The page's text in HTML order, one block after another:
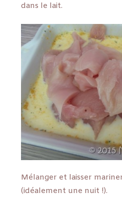
dans le lait.
Mélanger et laisser
(idéalement une nuit !).